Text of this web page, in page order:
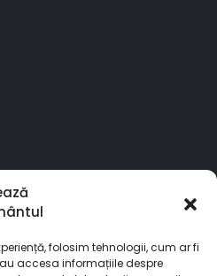
folosim tehnologii, cum ar fi
accesa informațiile despre